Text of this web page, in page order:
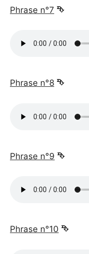
Phrase n°7 ⮷
Phrase n°8 ⮷
Phrase n°9 ⮷
Phrase n°10 ⮷